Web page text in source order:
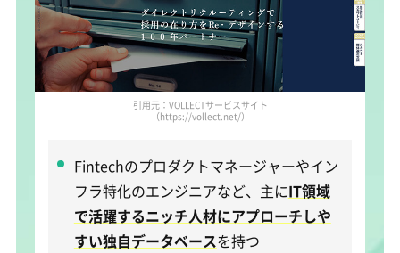
引用元：VOLLECTサービスサイト
（https://vollect.net/）
Fintechのプロダクトマネージャーやイン
フラ特化のエンジニアなど、主にIT領域
で活躍するニッチ人材にアプローチしや
すい独自データベースを持つ